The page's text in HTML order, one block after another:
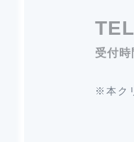
受付
※本ク